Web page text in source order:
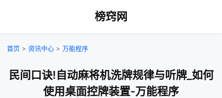
榜窍网
首页 > 资讯中心 > 万能程序
民间口诀!自动麻将机洗牌规律与听牌_如何
使用桌面控牌装置-万能程序